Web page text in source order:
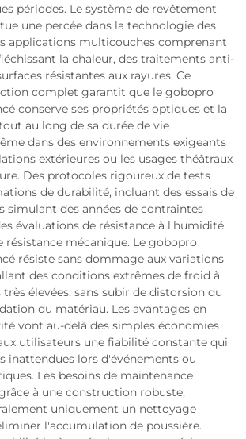
périodes. Le système de revêtement
une percée dans la technologie des
applications multicouches comprenant
la chaleur, des traitements anti-
résistantes aux rayures. Ce
complet garantit que le gobopro
conserve ses propriétés optiques et la
au long de sa durée de vie
dans des environnements exigeants
extérieures ou les usages théâtraux
Des protocoles rigoureux de tests
de durabilité, incluant des essais de
simulant des années de contraintes
évaluations de résistance à l'humidité
résistance mécanique. Le gobopro
résiste sans dommage aux variations
des conditions extrêmes de froid à
élevées, sans subir de distorsion du
du matériau. Les avantages en
vont au-delà des simples économies
utilisateurs une fiabilité constante qui
inattendues lors d'événements ou
Les besoins de maintenance
à une construction robuste,
uniquement un nettoyage
l'accumulation de poussière.